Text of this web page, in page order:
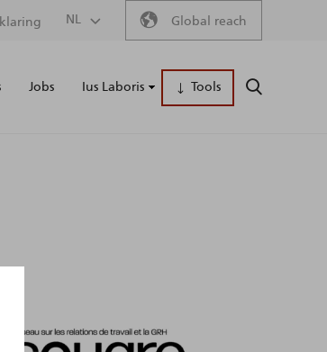
Secondary
menu
NL Global reach
Main
Jobs Ius Laboris Tools ZOEKEN